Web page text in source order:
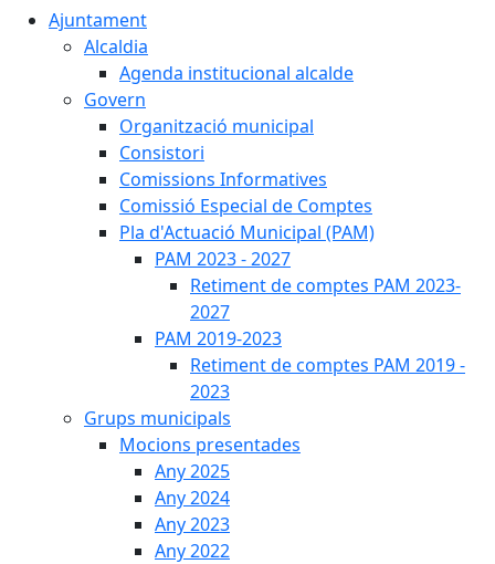
Ajuntament
Alcaldia
Agenda institucional alcalde
Govern
Organització municipal
Consistori
Comissions Informatives
Comissió Especial de Comptes
Pla d'Actuació Municipal (PAM)
PAM 2023 - 2027
Retiment de comptes PAM 2023-
2027
PAM 2019-2023
Retiment de comptes PAM 2019 -
2023
Grups municipals
Mocions presentades
Any 2025
Any 2024
Any 2023
Any 2022